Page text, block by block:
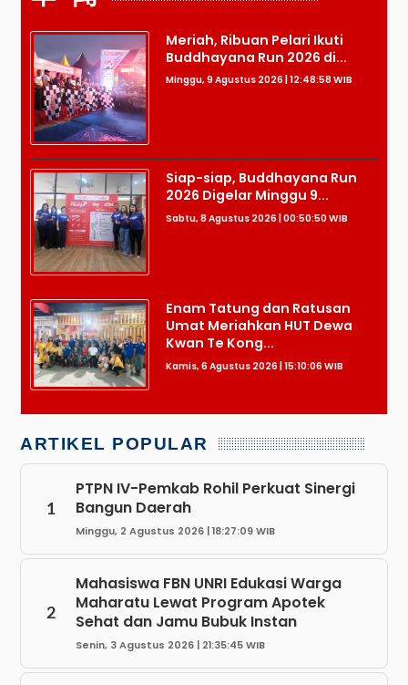
Meriah, Ribuan Pelari Ikuti
Buddhayana Run 2026 di...
Minggu, 9 Agustus 2026 | 12:48:58 WIB
Siap-siap, Buddhayana Run
2026 Digelar Minggu 9...
Sabtu, 8 Agustus 2026 | 00:50:50 WIB
Enam Tatung dan Ratusan
Umat Meriahkan HUT Dewa
Kwan Te Kong...
Kamis, 6 Agustus 2026 | 15:10:06 WIB
ARTIKEL POPULAR
1
PTPN IV-Pemkab Rohil Perkuat Sinergi
Bangun Daerah
Minggu, 2 Agustus 2026 | 18:27:09 WIB
2
Mahasiswa FBN UNRI Edukasi Warga
Maharatu Lewat Program Apotek
Sehat dan Jamu Bubuk Instan
Senin, 3 Agustus 2026 | 21:35:45 WIB